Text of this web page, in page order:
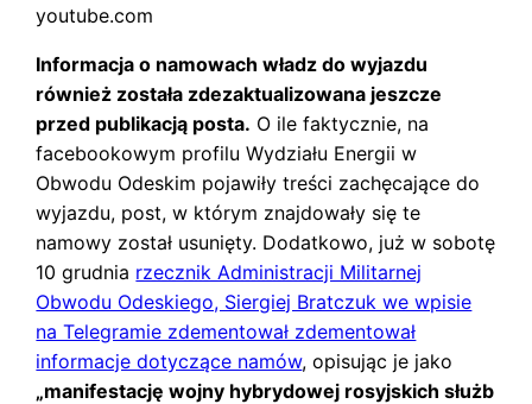
youtube.com
Informacja o namowach władz do wyjazdu
również została zdezaktualizowana jeszcze
przed publikacją posta. O ile faktycznie, na
facebookowym profilu Wydziału Energii w
Obwodu Odeskim pojawiły treści zachęcające do
wyjazdu, post, w którym znajdowały się te
namowy został usunięty. Dodatkowo, już w sobotę
10 grudnia rzecznik Administracji Militarnej
Obwodu Odeskiego, Siergiej Bratczuk we wpisie
na Telegramie zdementował zdementował
informacje dotyczące namów, opisując je jako
„manifestację wojny hybrydowej rosyjskich służb